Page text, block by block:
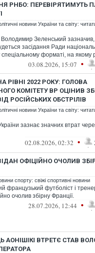
РНБО: ПЕРЕВІРЯТИМУТЬ
новини України та світу:
Зеленський
засідання Ради
спеціальному форматі, на якому
03.08.2026, 15:07 •
РІВНІ 2022 РОКУ: ГОЛОВА
КОМІТЕТУ ВР ОЦІНИВ
РОСІЙСЬКИХ ОБСТРІЛІВ
новини України та світу:
зазнає значних втрат
02.08.2026, 02:32 •
ОФІЦІЙНО ОЧОЛИВ
спорту: свіжі спортивні новини
французький футболіст і
очолив збірну Франції.
28.07.2026, 12:44 •
АОНІШІКІ ВТРЕТЄ СТАВ